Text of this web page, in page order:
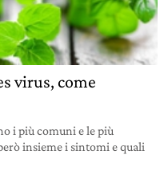
virus, come
i più comuni e le più
insieme i sintomi e quali